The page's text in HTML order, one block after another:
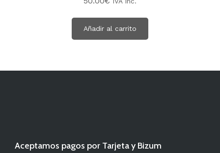
Añadir al carrito
Aceptamos pagos por Tarjeta y Bizum